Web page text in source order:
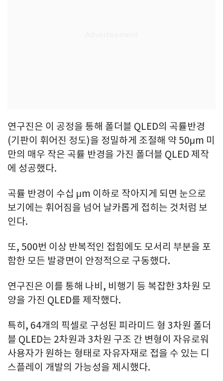
연구진은 이 공정을 통해 폴더블 QLED의 곡률반경
(기판이 휘어진 정도)을 정밀하게 조절해 약 50μm 미
만의 매우 작은 곡률 반경을 가진 폴더블 QLED 제작
에 성공했다.
곡률 반경이 수십 μm 이하로 작아지게 되면 눈으로
보기에는 휘어짐을 넘어 날카롭게 접히는 것처럼 보
인다.
또, 500번 이상 반복적인 접힘에도 모서리 부분을 포
함한 모든 발광면이 안정적으로 구동했다.
연구진은 이를 통해 나비, 비행기 등 복잡한 3차원 모
양을 가진 QLED를 제작했다.
특히, 64개의 픽셀로 구성된 피라미드 형 3차원 폴더
블 QLED는 2차원과 3차원 구조 간 변형이 자유로워
사용자가 원하는 형태로 자유자재로 접을 수 있는 디
스플레이 개발의 가능성을 제시했다.